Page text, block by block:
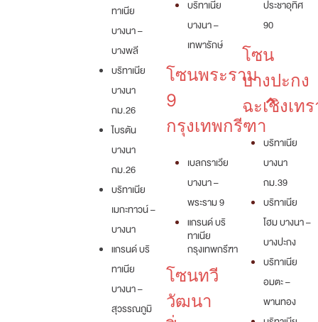
ทาเนีย
บางนา –
บางพลี
บริทาเนีย
บางนา
กม.26
ไบรตัน
บางนา
กม.26
บริทาเนีย
เมกะทาวน์ –
บางนา
แกรนด์ บริ
ทาเนีย
บางนา –
สุวรรณภูมิ
บริทาเนีย
บางนา –
เทพารักษ์
โซนพระราม
9
กรุงเทพกรีฑา
เบลกราเวีย
บางนา –
พระราม 9
แกรนด์ บริ
ทาเนีย
กรุงเทพกรีฑา
โซนทวี
วัฒนา
ประชาอุทิศ
90
โซน
บางปะกง
ฉะเชิงเท
บริทาเนีย
บางนา
กม.39
บริทาเนีย
โฮม บางนา –
บางปะกง
บริทาเนีย
อมตะ –
พานทอง